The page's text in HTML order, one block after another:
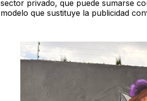
sector privado, que puede sumarse
modelo que sustituye la publicidad